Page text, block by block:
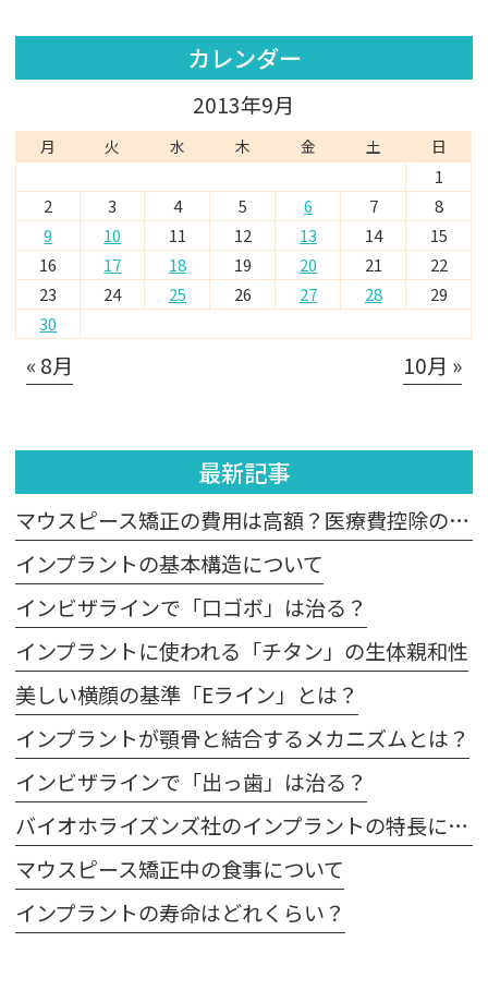
カレンダー
2013年9月
月 火 水 木 金 土 日
1
2
3 4 5 6 7
8
9
10 11 12 13 14
15
16
17 18 19 20 21
22
23
24 25 26 27 28
29
30
« 8月 10月 »
最新記事
マウスピース矯正の費用は高額？医療費控除の適用は？
インプラントの基本構造について
インビザラインで「口ゴボ」は治る？
インプラントに使われる「チタン」の生体親和性
美しい横顔の基準「Eライン」とは？
インプラントが顎骨と結合するメカニズムとは？
インビザラインで「出っ歯」は治る？
バイオホライズンズ社のインプラントの特長について
マウスピース矯正中の食事について
インプラントの寿命はどれくらい？